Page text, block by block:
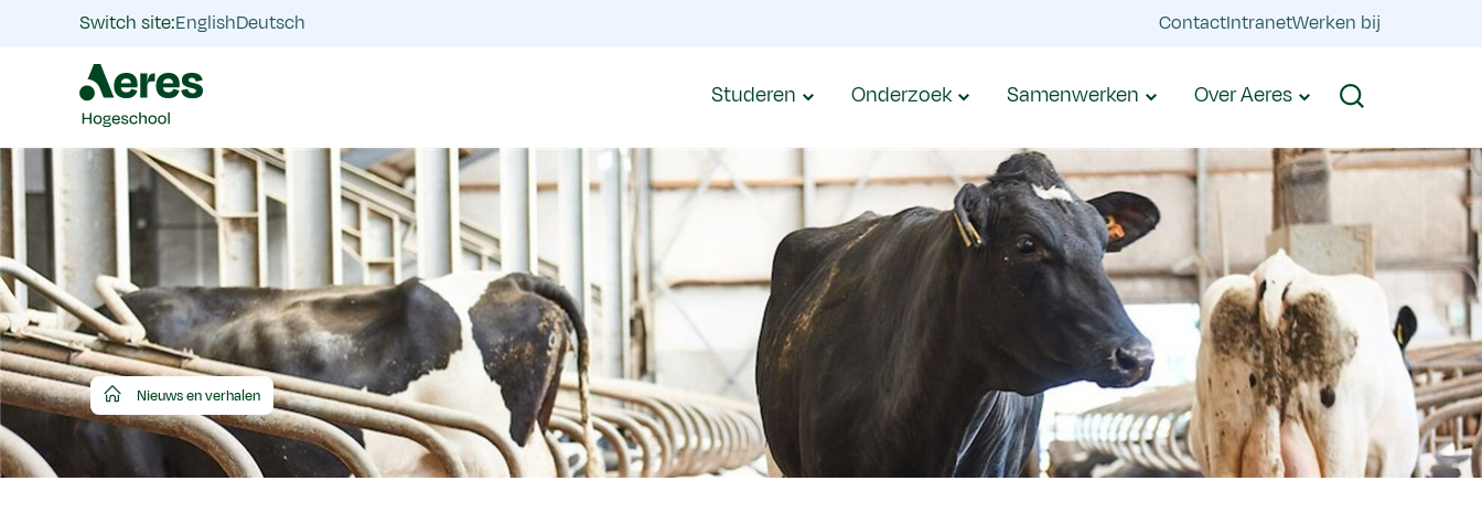
Switch site:EnglishDeutsch ContactIntranetWerken bij
Studeren Onderzoek Samenwerken Over Aeres Zoeken
Aeres
Hogeschool
Nieuws en verhalen